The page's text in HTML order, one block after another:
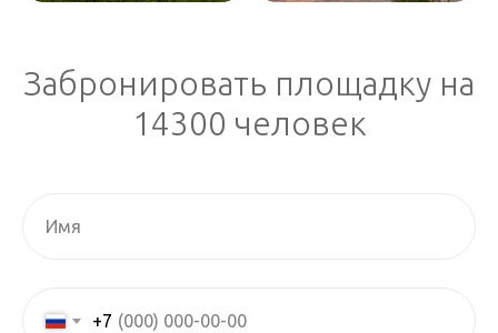
Забронировать площадку на
14300 человек
+7